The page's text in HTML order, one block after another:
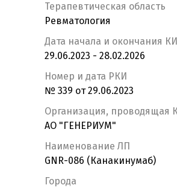
Терапевтическая область
Ревматология
Дата начала и окончания КИ
29.06.2023 - 28.02.2026
Номер и дата РКИ
№ 339 от 29.06.2023
Организация, проводящая
АО "ГЕНЕРИУМ"
Наименование ЛП
GNR-086 (Канакинумаб)
Города